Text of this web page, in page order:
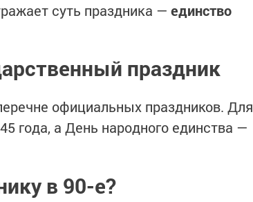
суть праздника — единство
праздник
официальных праздников. Для
года, а День народного единства —
в 90-е?